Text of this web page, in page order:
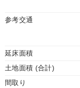
参考交通
延床面積
土地面積 (合計)
間取り